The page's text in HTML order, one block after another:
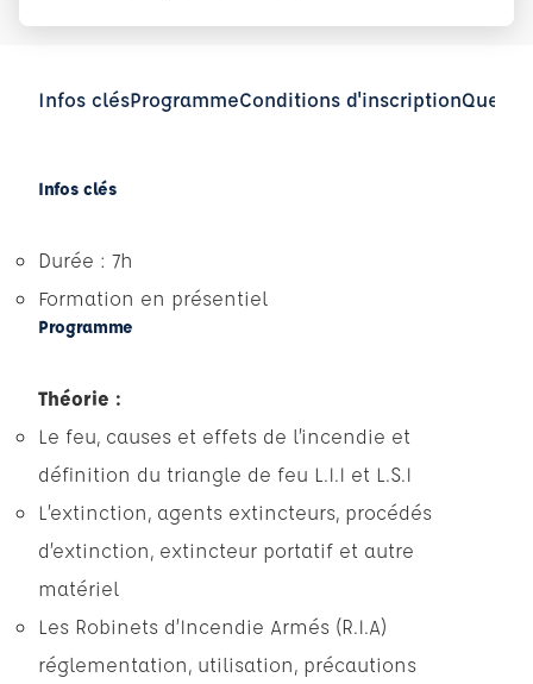
Infos clésProgrammeConditions d'inscription
Infos clés
Durée : 7h
Formation en présentiel
Programme
Théorie :
Le feu, causes et effets de l’incendie et
définition du triangle de feu L.I.I et L.S.I
L’extinction, agents extincteurs, procédés
d’extinction, extincteur portatif et autre
matériel
Les Robinets d’Incendie Armés (R.I.A)
réglementation, utilisation, précautions